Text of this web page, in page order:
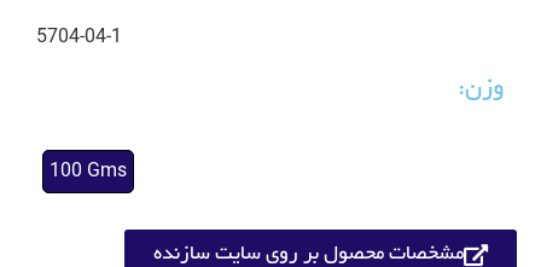
5704-04-1
وزن:
100 Gms
مشخصات محصول بر روی سایت سازنده